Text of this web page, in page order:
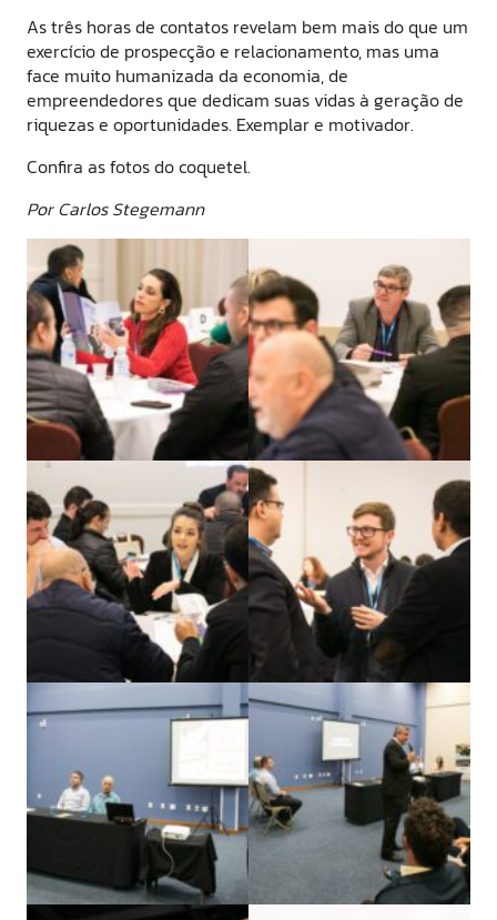
As três horas de contatos revelam bem mais do que um
exercício de prospecção e relacionamento, mas uma
face muito humanizada da economia, de
empreendedores que dedicam suas vidas à geração de
riquezas e oportunidades. Exemplar e motivador.
Confira as fotos do coquetel.
Por Carlos Stegemann